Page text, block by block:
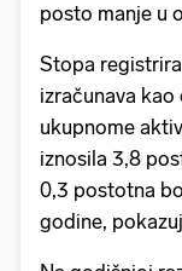
posto manje u
Stopa
izračunava
ukupnome
iznosila 3,8
0,3 postotna
godine,